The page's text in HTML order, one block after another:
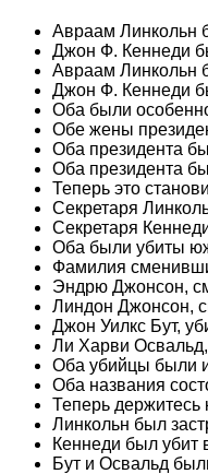
Авраам Линкольн
Джон Ф. Кеннеди
Авраам Линкольн
Джон Ф. Кеннеди
Оба были
Обе жены
Оба президента
Оба президента
Теперь это
Секретаря
Секретаря
Оба были убиты
Фамилия
Эндрю Джонсон,
Линдон Джонсон,
Джон Уилкс Бут,
Ли Харви
Оба убийцы были
Оба названия
Теперь держитесь
Линкольн был
Кеннеди был
Бут и Освальд